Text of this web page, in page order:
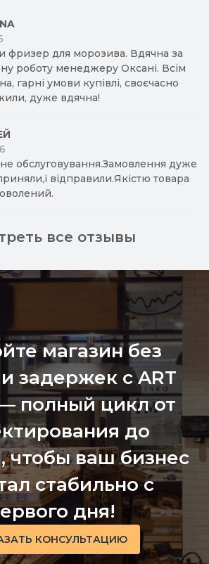
фризер для морозива. Вдячна за
роботу менеджеру Оксані. Всім
гарні умови купівлі, своєчасно
дуже вдячна!
обслуговування.Замовлення дуже
відправили.Якістю товара
все отзывы
магазин без
задержек с ART
полный цикл от
до
чтобы ваш бизнес
стабильно с
дня!
КОНСУЛЬТАЦИЮ